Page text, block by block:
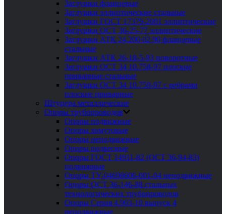
Заглушки фланцевые
Заглушки эллиптические стальные
Заглушки ГОСТ 17379-2001 эллиптические
Заглушки ОСТ 36-25-77 эллиптические
Заглушки АТК 24.200 02 90 фланцевые
стальные
Заглушки АТК 26-18-5-93 поворотные
Заглушки ОСТ 34 10.758-97 плоские
приварные стальные
Заглушки ОСТ 34 10.759-97 с ребрами
плоские приварные
Штуцера металлические
Опоры трубопроводов
Опоры подвижные
Опоры хомутовые
Опоры неподвижные
Опоры подвесные
Опоры ГОСТ 14911-82 (ОСТ 36-94-83)
подвижные
Опоры ТУ-04698606-001-04 неподвижные
Опоры ОСТ 36-146-88 стальных
технологических трубопроводов
Опоры Серия 4.903-10 выпуск 4
неподвижные